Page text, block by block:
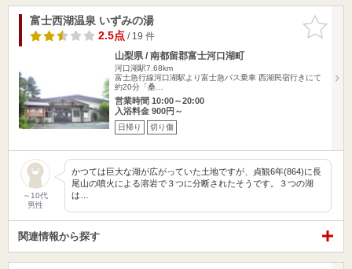
お気に入
りに追加
富士西湖温泉 いずみの湯
2.5点/ 19 件
山梨県 / 南都留郡富士河口湖町
河口湖駅7.68km
富士急行線河口湖駅より富士急バス乗車 西湖民宿行きにて
約20分「桑…
営業時間 10:00～20:00
入浴料金 900円～
日帰り 切り傷
～10代
男性
かつては巨大な湖が広がっていた土地ですが、貞観6年(864)に長
尾山の噴火による溶岩で３つに分断されたそうです。３つの湖
は…
関連情報から探す